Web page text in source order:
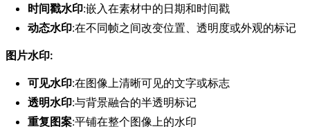
时间戳水印:嵌入在素材中的日期和时间戳
动态水印:在不同帧之间改变位置、透明度或外观的标记
图片水印:
可见水印:在图像上清晰可见的文字或标志
透明水印:与背景融合的半透明标记
重复图案:平铺在整个图像上的水印